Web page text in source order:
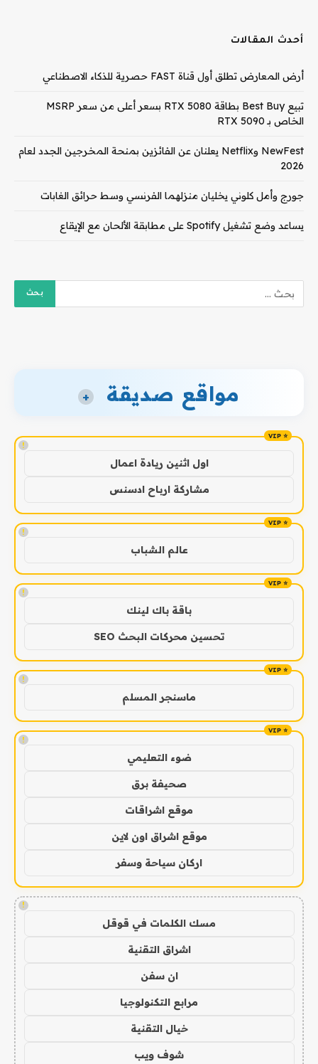
أحدث المقالات
أرض المعارض تطلق أول قناة FAST حصرية للذكاء الاصطناعي
تبيع Best Buy بطاقة RTX 5080 بسعر أعلى من سعر MSRP
الخاص بـ RTX 5090
NewFest وNetflix يعلنان عن الفائزين بمنحة المخرجين الجدد لعام
2026
جورج وأمل كلوني يخليان منزلهما الفرنسي وسط حرائق الغابات
يساعد وضع تشغيل Spotify على مطابقة الألحان مع الإيقاع
مواقع صديقة +
!
اول اثنين ريادة اعمال
مشاركة ارباح ادسنس
!
عالم الشباب
!
باقة باك لينك
تحسين محركات البحث SEO
!
ماسنجر المسلم
!
ضوء التعليمي
صحيفة برق
موقع اشراقات
موقع اشراق اون لاين
اركان سياحة وسفر
!
مسك الكلمات في قوقل
اشراق التقنية
ان سفن
مرابع التكنولوجيا
خيال التقنية
شوف ويب